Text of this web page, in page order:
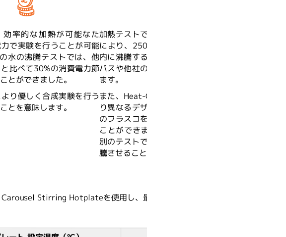
効率的な加熱が可能なた
で実験を行うことが可能
水の沸騰テストでは、他
比べて30%の消費電力節
とができました。
り優しく合成実験を行う
とを意味します。
加熱テストでは、Heat-Onを用いること
により、250 mLフラスコの水を11分以
内に沸騰することができました。オイル
バスや他社のブロックよりも早く沸騰し
ます。
また、Heat-Onブロックは、サイズによ
り異なるデザインをもち、各種のサイズ
のフラスコをぴったりとフィットさせる
ことができます。1000mLの水を用いた
別のテストでは、他社よりも66%早く沸
騰させることができました。
Stirring Hotplateを使用し、最高動作温度にセットして得られた